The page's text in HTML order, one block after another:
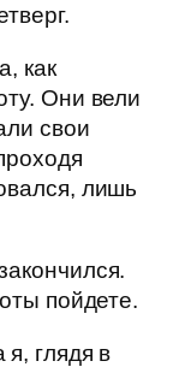
как
Они вели
свои
лишь
пойдете.
глядя в